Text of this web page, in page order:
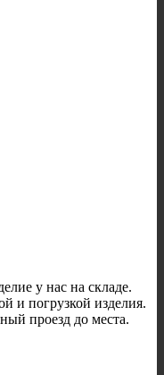
у нас на складе.
и погрузкой изделия.
проезд до места.